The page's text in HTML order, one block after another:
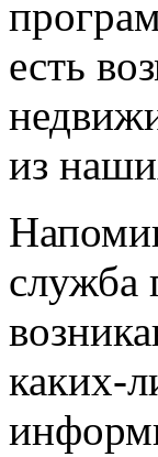
есть
из
служба
каких-